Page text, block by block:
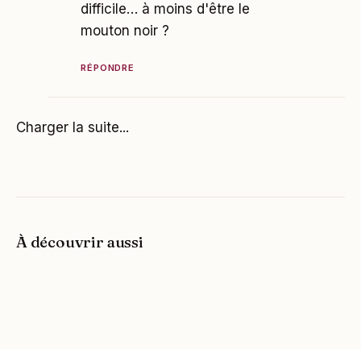
difficile… à moins d'être le
mouton noir ?
RÉPONDRE
Charger la suite...
À découvrir aussi